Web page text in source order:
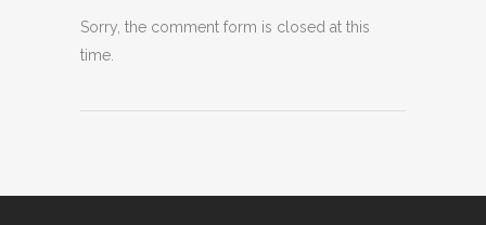
Sorry, the comment form is closed at this
time.